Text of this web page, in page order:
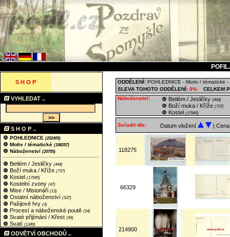
S H O P
VYHLEDAT ..
S H O P ..
POHLEDNICE (252405)
Motiv / tématické (198257)
Náboženství (20755)
Betlém / Jesličky (444)
Boží muka / Kříže (737)
Kostel (17945)
Kostelní zvony (47)
Mise / Misionáři (13)
Ostatní náboženství (537)
Pašijové hry (4)
Procesí a náboženské poutě (54)
Svaté přijímání / Křest (99)
Svatí (1349)
ODVĚTVÍ OBCHODŮ ..
ODDĚLENÍ: POHLEDNICE - Motiv / tématické -
SLEVA TOHOTO ODDĚLENÍ: 0%
CELKEM
Náboženství:
Betlém / Jesličky (444)
Boží muka / Kříže (737)
Kostel (17945)
Seřadit dle: Datum vložení |
118275
66329
214900